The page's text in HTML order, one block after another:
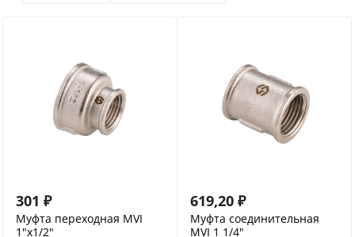
301 ₽
Муфта переходная MVI
1"х1/2"
619,20 ₽
Муфта соединительная
MVI 1 1/4"